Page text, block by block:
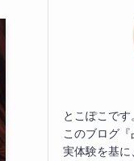
とこぽこです
このブログ
実体験を基